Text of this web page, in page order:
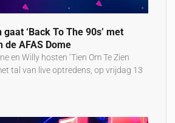
‘Back To The 90s’ met
de AFAS Dome
en Willy hosten ‘Tien Om Te Zien
tal van live optredens, op vrijdag 13